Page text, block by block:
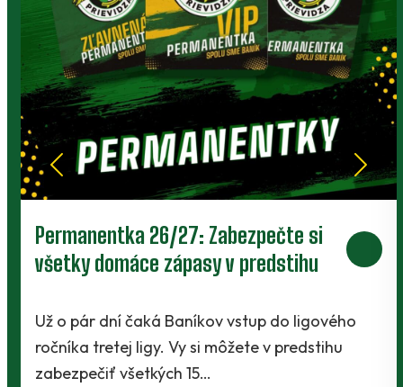
Prievidza postúpila do 2. kola pohára.
V Kanianke rozhodol z penalty v
Baníci vstúpili do ostrej sezóny súbojom 1. kola
Slovnaft Cupu, keď vycestovali do neďalekej